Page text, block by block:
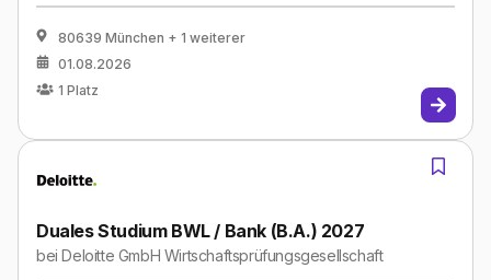
80639 München + 1 weiterer
01.08.2026
1 Platz
Duales Studium BWL / Bank (B.A.) 2027
beiDeloitte GmbH Wirtschaftsprüfungsgesellschaft